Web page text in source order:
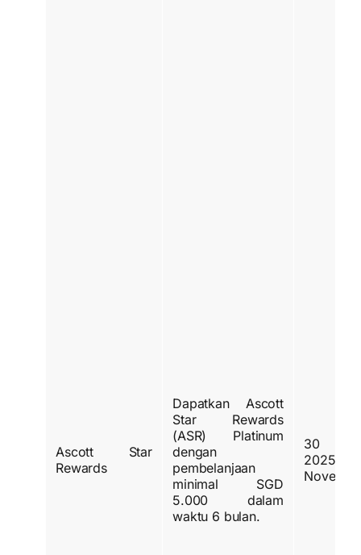
Ascott Star
Rewards
Dapatkan Ascott
Star Rewards
(ASR) Platinum
dengan
pembelanjaan
minimal SGD
5.000 dalam
waktu 6 bulan.
30
2025